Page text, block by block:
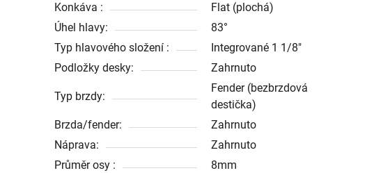
Konkáva :
Flat (plochá)
Úhel hlavy:
83°
Typ hlavového složení :
Integrované 1 1/8"
Podložky desky:
Zahrnuto
Typ brzdy:
Fender (bezbrzdová
destička)
Brzda/fender:
Zahrnuto
Náprava:
Zahrnuto
Průměr osy :
8mm